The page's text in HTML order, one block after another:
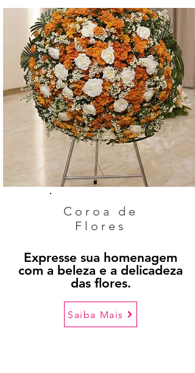
Coroa de
Flores
Expresse sua homenagem
com a beleza e a delicadeza
das flores.
Saiba Mais